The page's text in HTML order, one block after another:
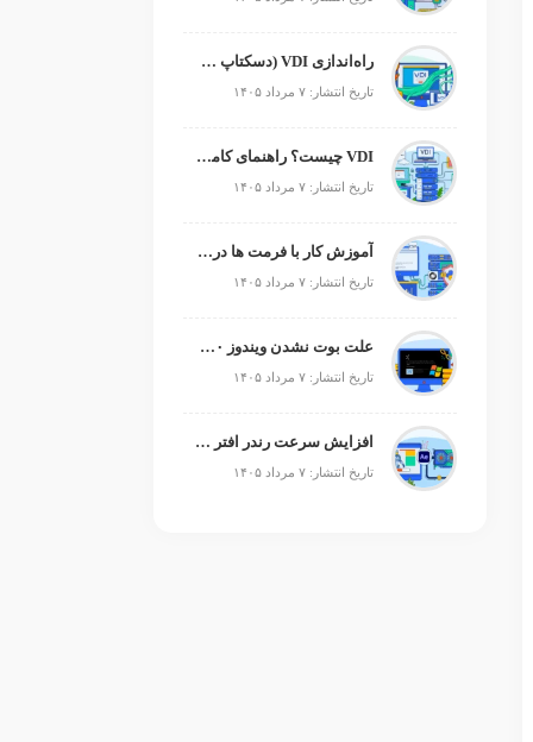
راه‌اندازی VDI (دسکتاپ مجازی)
تاریخ انتشار: ۷ مرداد ۱۴۰۵
VDI چیست؟ راهنمای کامل زیرساخت دسکتاپ مجازی
تاریخ انتشار: ۷ مرداد ۱۴۰۵
آموزش کار با فرمت ها در پایتون
تاریخ انتشار: ۷ مرداد ۱۴۰۵
علت بوت نشدن ویندوز ۱۰ و ۱۱ + آموزش رفع مشکل (راهنمای گام‌به‌گام)
تاریخ انتشار: ۷ مرداد ۱۴۰۵
افزایش سرعت رندر افتر افکت؛ رفع کندی After Effects
تاریخ انتشار: ۷ مرداد ۱۴۰۵